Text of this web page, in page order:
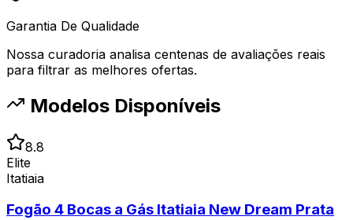
Garantia De Qualidade
Nossa curadoria analisa centenas de avaliações reais
para filtrar as melhores ofertas.
Modelos Disponíveis
8.8
Elite
Itatiaia
Fogão 4 Bocas a Gás Itatiaia New Dream Prata